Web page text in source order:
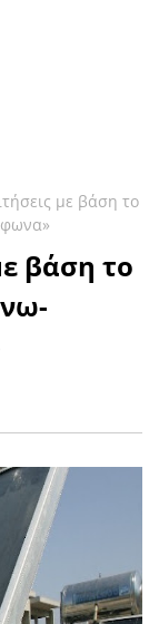
με βάση το
βάση το